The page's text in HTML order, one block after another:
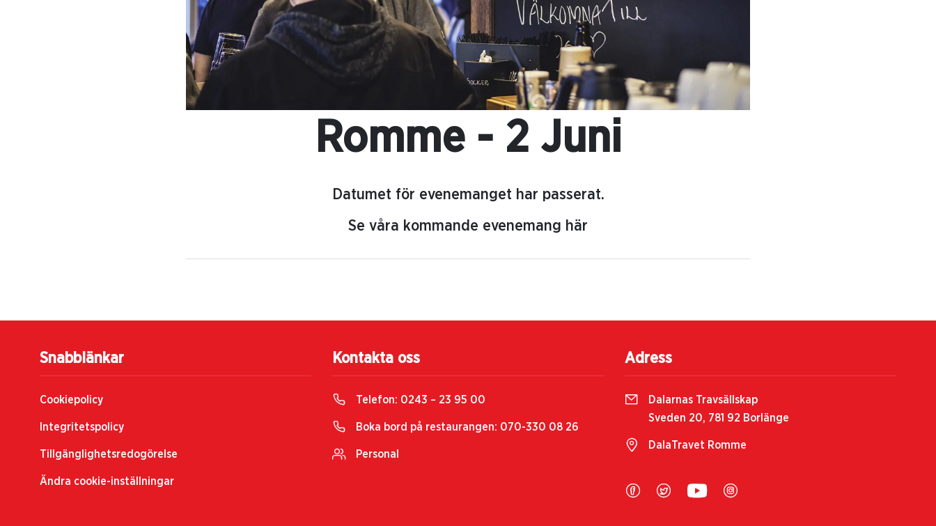
Romme - 2 Juni
Datumet för evenemanget har passerat.
Se våra kommande evenemang här
Snabblänkar
Cookiepolicy
Integritetspolicy
Tillgänglighetsredogörelse
Ändra cookie-inställningar
Kontakta oss
Telefon: 0243 – 23 95 00
Boka bord på restaurangen: 070-330 08 26
Personal
Adress
Dalarnas Travsällskap
Sveden 20, 781 92 Borlänge
DalaTravet Romme